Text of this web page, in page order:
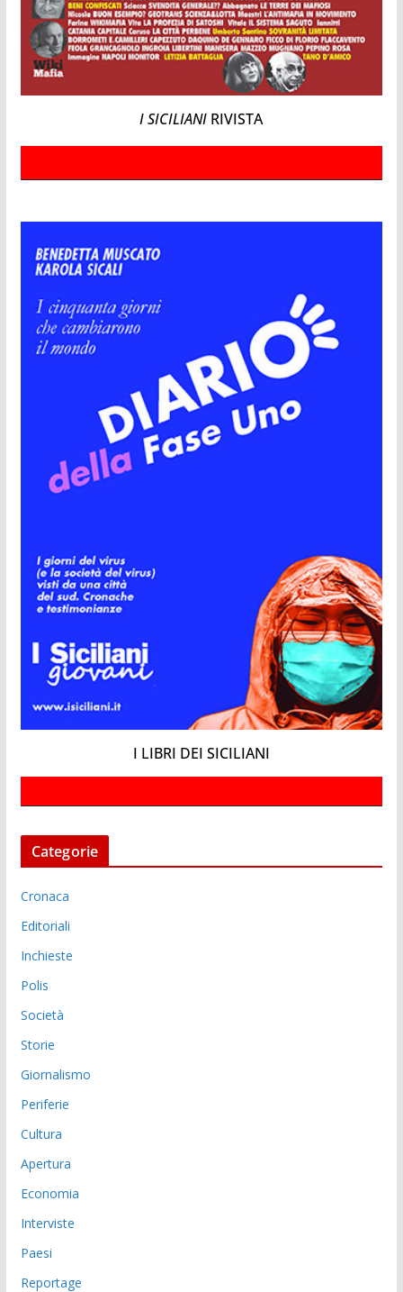
I SICILIANI RIVISTA
I LIBRI DEI SICILIANI
Categorie
Cronaca
Editoriali
Inchieste
Polis
Società
Storie
Giornalismo
Periferie
Cultura
Apertura
Economia
Interviste
Paesi
Reportage